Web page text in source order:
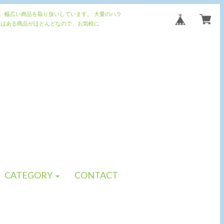
幅広い商品を取り扱いしています。 大量のハラ
ある商品がほとんどなので、お気軽に
CATEGORY CONTACT